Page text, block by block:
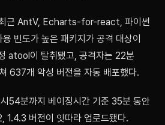
최근 AntV, Echarts-for-react, 파이썬
빈도가 높은 패키지가 공격 대상이
atool이 탈취됐고, 공격자는 22분
637개 악성 버전을 자동 배포했다.
54분까지 베이징시간 기준 35분 동안
1.4.3 버전이 잇따라 업로드됐다.